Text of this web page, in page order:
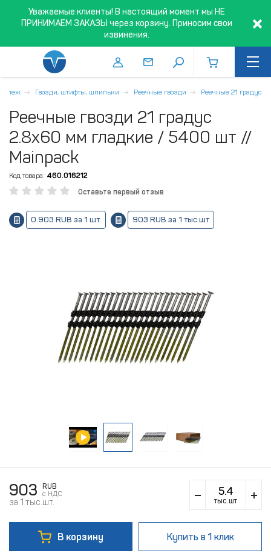
Уважаемые клиенты! В настоящий момент мы НЕ
ПРИНИМАЕМ ЗАКАЗЫ через корзину. Приносим свои
извинения.
Гвозди, штифты, шпильки Реечные гвозди Реечные 21 градус
Реечные гвозди 21 градус
2.8х60 мм гладкие / 5400 шт //
Mainpack
Код товара: 460.016212
Оставьте первый отзыв
0.903 RUB за 1 шт. 903 RUB за 1 тыс.шт
903
RUB
c НДС
за 1 тыс.шт. тыс.шт
В корзину Купить в 1 клик